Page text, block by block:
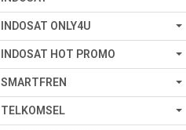
INDOSAT ONLY4U
INDOSAT HOT PROMO
SMARTFREN
TELKOMSEL